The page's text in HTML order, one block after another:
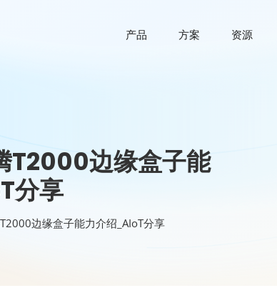
产品 方案 资源
T2000边缘盒子能
分享
边缘盒子能力介绍_AIoT分享